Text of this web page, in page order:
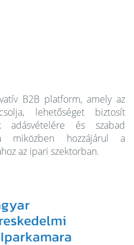
B2B platform, amely az
lehetőséget biztosít
adásvételére és szabad
miközben hozzájárul a
az ipari szektorban.